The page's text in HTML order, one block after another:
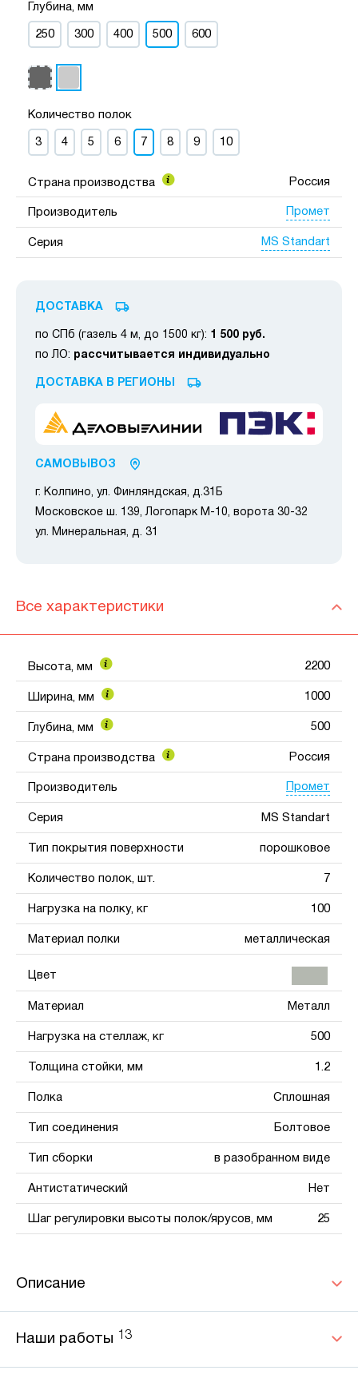
Глубина, мм
250 300 400 500 600
Количество полок
3 4 5 6 7 8 9 10
Страна производства Россия
Производитель Промет
Серия MS Standart
ДОСТАВКА
по СПб (газель 4 м, до 1500 кг): 1 500 руб.
по ЛО: рассчитывается индивидуально
ДОСТАВКА В РЕГИОНЫ
САМОВЫВОЗ
г. Колпино, ул. Финляндская, д.31Б
Московское ш. 139, Логопарк М-10, ворота 30-32
ул. Минеральная, д. 31
Все характеристики
Высота, мм 2200
Ширина, мм 1000
Глубина, мм 500
Страна производства Россия
Производитель Промет
Серия MS Standart
Тип покрытия поверхности порошковое
Количество полок, шт. 7
Нагрузка на полку, кг 100
Материал полки металлическая
Цвет
Материал Металл
Нагрузка на стеллаж, кг 500
Толщина стойки, мм 1.2
Полка Сплошная
Тип соединения Болтовое
Тип сборки в разобранном виде
Антистатический Нет
Шаг регулировки высоты полок/ярусов, мм 25
Описание
Наши работы 13